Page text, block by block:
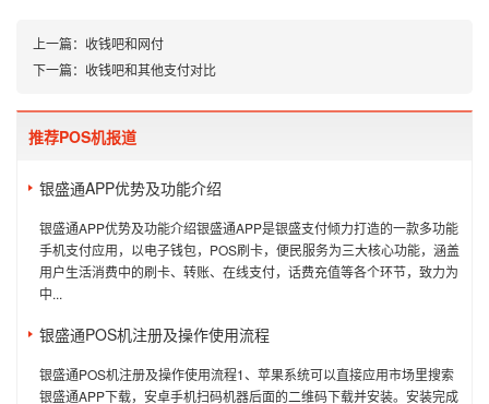
上一篇： 收钱吧和网付
下一篇： 收钱吧和其他支付对比
推荐POS机报道
银盛通APP优势及功能介绍
银盛通APP优势及功能介绍银盛通APP是银盛支付倾力打造的一款多功能
手机支付应用，以电子钱包，POS刷卡，便民服务为三大核心功能，涵盖
用户生活消费中的刷卡、转账、在线支付，话费充值等各个环节，致力为
中...
银盛通POS机注册及操作使用流程
银盛通POS机注册及操作使用流程1、苹果系统可以直接应用市场里搜索
银盛通APP下载，安卓手机扫码机器后面的二维码下载并安装。安装完成